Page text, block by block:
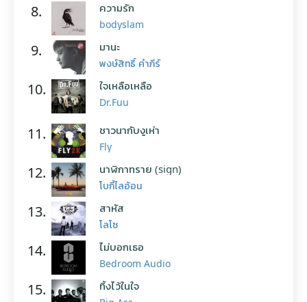
8. ความรัก
bodyslam
9. มานะ
พงษ์สิทธิ์ คำภีร์
10. ใจเหลือเหลือ
Dr.Fuu
11. ชาวนากับงูเห่า
Fly
12. นาฬิกาทราย (sign)
โบกี้ไลอ้อน
13. สาหัส
โลโซ
14. ไม่บอกเธอ
Bedroom Audio
15. ทิ้งไว้ในใจ